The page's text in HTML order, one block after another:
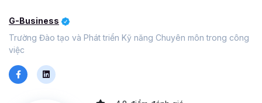
G-Business
Trường Đào tạo và Phát triển Kỹ năng Chuyên môn trong công
việc